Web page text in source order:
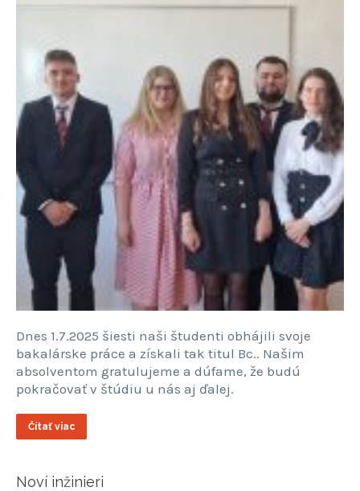
Dnes 1.7.2025 šiesti naši študenti obhájili svoje
bakalárske práce a získali tak titul Bc.. Našim
absolventom gratulujeme a dúfame, že budú
pokračovať v štúdiu u nás aj ďalej.
Čítať viac
Noví inžinieri